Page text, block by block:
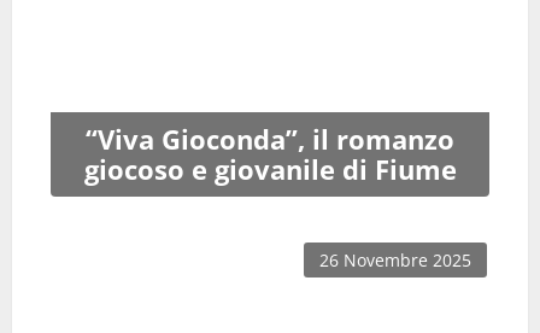
“Viva Gioconda”, il romanzo
giocoso e giovanile di Fiume
26 Novembre 2025